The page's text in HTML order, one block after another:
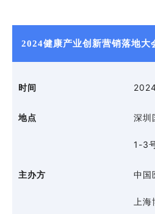
2024健康产业创新营销落地大
时间
地点 深圳
1-3
主办方 中国
上